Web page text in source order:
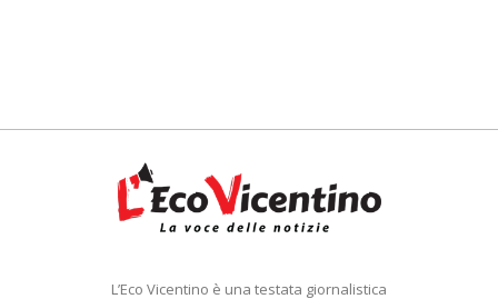
L’Eco Vicentino è una testata giornalistica